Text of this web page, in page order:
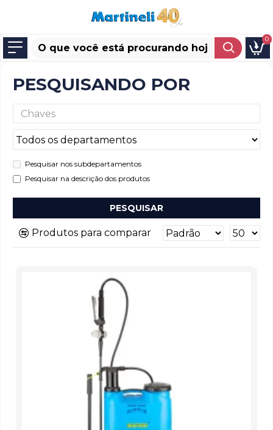
0
PESQUISANDO POR
Pesquisar nos subdepartamentos
Pesquisar na descrição dos produtos
PESQUISAR
Produtos para comparar